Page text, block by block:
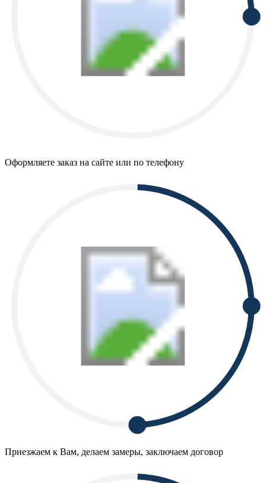
Оформляете заказ на сайте или по телефону
Приезжаем к Вам, делаем замеры, заключаем договор